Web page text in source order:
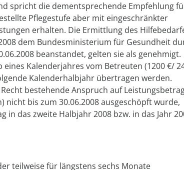
spricht die dementsprechende Empfehlung
Pflegestufe aber mit eingeschränkter
erhalten. Die Ermittlung des
dem Bundesministerium für Gesundheit
beanstandet, gelten sie als genehmigt.
Kalenderjahres vom Betreuten (1200 €/
Kalenderhalbjahr übertragen werden.
bestehende Anspruch auf
bis zum 30.06.2008 ausgeschöpft wurde,
das zweite Halbjahr 2008 bzw. in das Jahr
teilweise für längstens sechs Monate